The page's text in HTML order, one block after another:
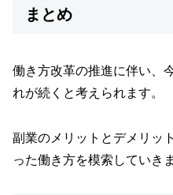
まとめ
働き方改革の推進に伴い、
れが続くと考えられます。
副業のメリットとデメリッ
った働き方を模索していき